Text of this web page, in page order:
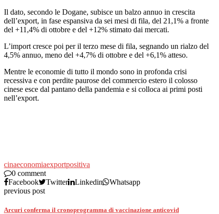
Il dato, secondo le Dogane, subisce un balzo annuo in crescita
dell’export, in fase espansiva da sei mesi di fila, del 21,1% a fronte
del +11,4% di ottobre e del +12% stimato dai mercati.
L’import cresce poi per il terzo mese di fila, segnando un rialzo del
4,5% annuo, meno del +4,7% di ottobre e del +6,1% atteso.
Mentre le economie di tutto il mondo sono in profonda crisi
recessiva e con perdite paurose del commercio estero il colosso
cinese esce dal pantano della pandemia e si colloca ai primi posti
nell’export.
cinaeconomiaexportpositiva
0 comment
Facebook
Twitter Linkedin
Whatsapp
previous post
Arcuri conferma il cronoprogramma di vaccinazione anticovid